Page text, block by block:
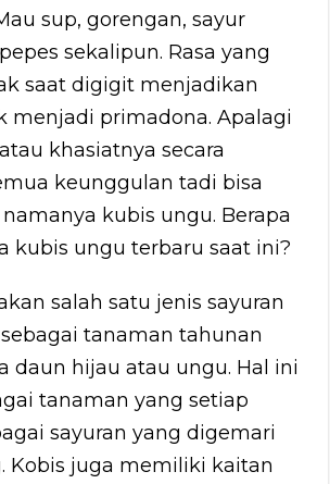
sup, gorengan, sayur
sekalipun. Rasa yang
saat digigit menjadikan
menjadi primadona. Apalagi
khasiatnya secara
keunggulan tadi bisa
kubis ungu. Berapa
kubis ungu terbaru saat ini?
salah satu jenis sayuran
tanaman tahunan
daun hijau atau ungu. Hal ini
tanaman yang setiap
sayuran yang digemari
Kobis juga memiliki kaitan